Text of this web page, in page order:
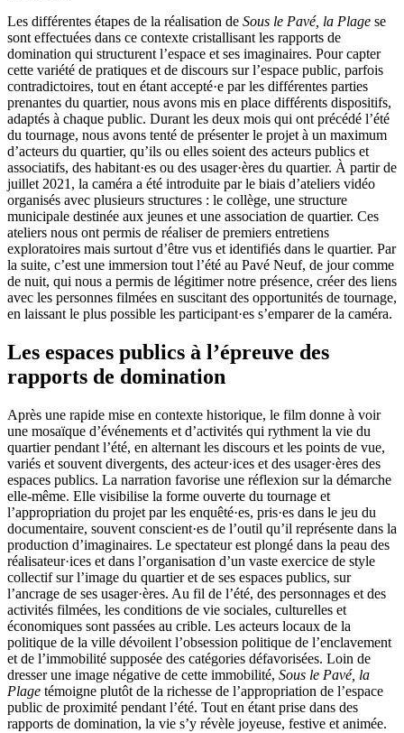
Les différentes étapes de la réalisation de Sous le Pavé, la Plage se
sont effectuées dans ce contexte cristallisant les rapports de
domination qui structurent l’espace et ses imaginaires. Pour capter
cette variété de pratiques et de discours sur l’espace public, parfois
contradictoires, tout en étant accepté·e par les différentes parties
prenantes du quartier, nous avons mis en place différents dispositifs,
adaptés à chaque public. Durant les deux mois qui ont précédé l’été
du tournage, nous avons tenté de présenter le projet à un maximum
d’acteurs du quartier, qu’ils ou elles soient des acteurs publics et
associatifs, des habitant·es ou des usager·ères du quartier. À partir de
juillet 2021, la caméra a été introduite par le biais d’ateliers vidéo
organisés avec plusieurs structures : le collège, une structure
municipale destinée aux jeunes et une association de quartier. Ces
ateliers nous ont permis de réaliser de premiers entretiens
exploratoires mais surtout d’être vus et identifiés dans le quartier. Par
la suite, c’est une immersion tout l’été au Pavé Neuf, de jour comme
de nuit, qui nous a permis de légitimer notre présence, créer des liens
avec les personnes filmées en suscitant des opportunités de tournage,
en laissant le plus possible les participant·es s’emparer de la caméra.
Les espaces publics à l’épreuve des
rapports de domination
Après une rapide mise en contexte historique, le film donne à voir
une mosaïque d’événements et d’activités qui rythment la vie du
quartier pendant l’été, en alternant les discours et les points de vue,
variés et souvent divergents, des acteur·ices et des usager·ères des
espaces publics. La narration favorise une réflexion sur la démarche
elle-même. Elle visibilise la forme ouverte du tournage et
l’appropriation du projet par les enquêté·es, pris·es dans le jeu du
documentaire, souvent conscient·es de l’outil qu’il représente dans la
production d’imaginaires. Le spectateur est plongé dans la peau des
réalisateur·ices et dans l’organisation d’un vaste exercice de style
collectif sur l’image du quartier et de ses espaces publics, sur
l’ancrage de ses usager·ères. Au fil de l’été, des personnages et des
activités filmées, les conditions de vie sociales, culturelles et
économiques sont passées au crible. Les acteurs locaux de la
politique de la ville dévoilent l’obsession politique de l’enclavement
et de l’immobilité supposée des catégories défavorisées. Loin de
dresser une image négative de cette immobilité, Sous le Pavé, la
Plage témoigne plutôt de la richesse de l’appropriation de l’espace
public de proximité pendant l’été. Tout en étant prise dans des
rapports de domination, la vie s’y révèle joyeuse, festive et animée.